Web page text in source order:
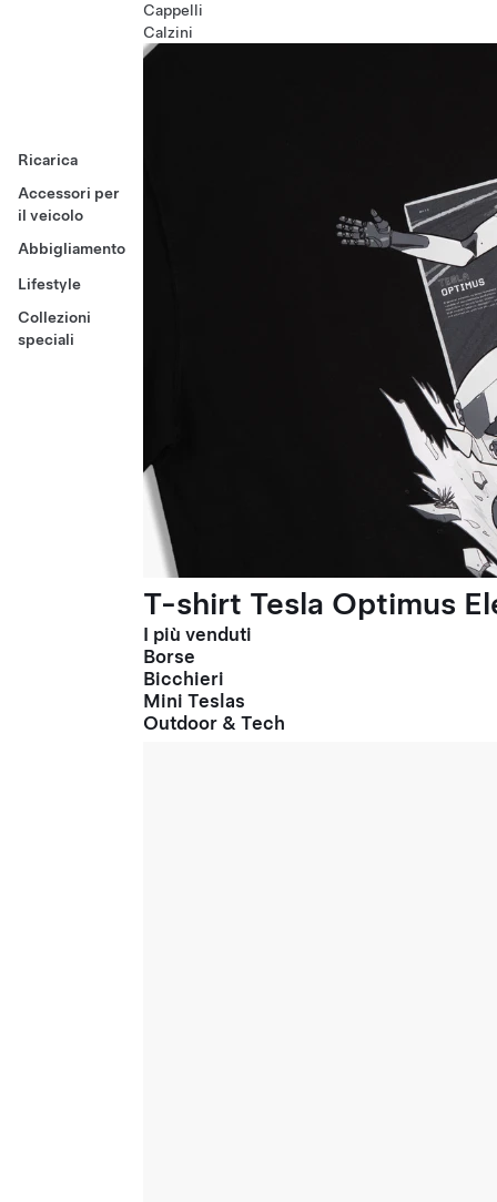
Ricarica
Accessori per
il veicolo
Abbigliamento
Lifestyle
Collezioni
speciali
Cappelli
Calzini
T-shirt Tesla Optimus
I più venduti
Borse
Bicchieri
Mini Teslas
Outdoor & Tech